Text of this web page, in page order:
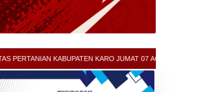
KARO JUMAT 07 AGUSTUS 2026 - ARCIS BERASTAGI :